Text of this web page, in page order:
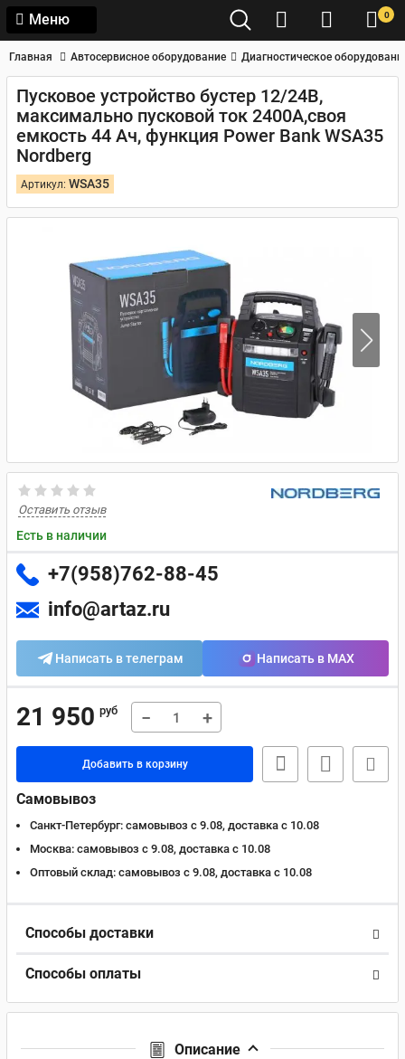
Меню 0
Главная Автосервисное оборудование Диагностическое
Пусковое устройство бустер 12/24В,
максимально пусковой ток 2400А,своя
емкость 44 Ач, функция Power Bank WSA35
Nordberg
Артикул: WSA35
Оставить отзыв
Есть в наличии
+7(958)762-88-45
info@artaz.ru
Написать в телеграм Написать в MAX
21 950 руб − +
Добавить в корзину
Самовывоз
Санкт-Петербург: самовывоз с 9.08, доставка c 10.08
Москва: самовывоз с 9.08, доставка c 10.08
Оптовый склад: самовывоз с 9.08, доставка c 10.08
Способы доставки
Способы оплаты
Описание